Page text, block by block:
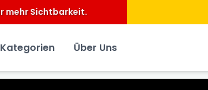
Kategorien Über Uns